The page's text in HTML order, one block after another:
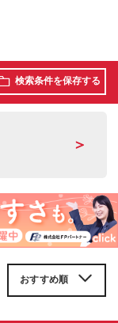
検索条件を保存する
＞